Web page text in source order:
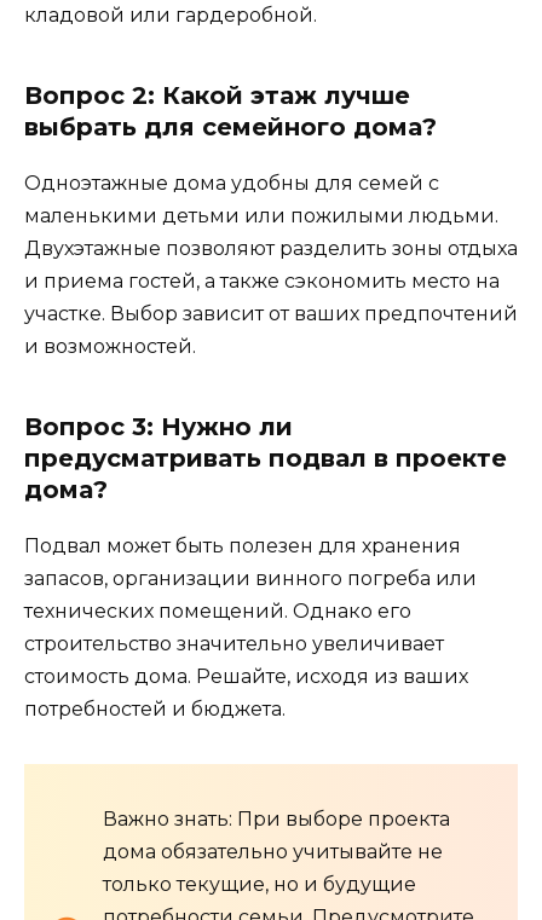
кладовой или гардеробной.
Вопрос 2: Какой этаж лучше
выбрать для семейного дома?
Одноэтажные дома удобны для семей с
маленькими детьми или пожилыми людьми.
Двухэтажные позволяют разделить зоны отдыха
и приема гостей, а также сэкономить место на
участке. Выбор зависит от ваших предпочтений
и возможностей.
Вопрос 3: Нужно ли
предусматривать подвал в проекте
дома?
Подвал может быть полезен для хранения
запасов, организации винного погреба или
технических помещений. Однако его
строительство значительно увеличивает
стоимость дома. Решайте, исходя из ваших
потребностей и бюджета.
Важно знать: При выборе проекта
дома обязательно учитывайте не
только текущие, но и будущие